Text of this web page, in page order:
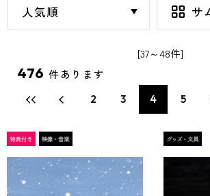
[37～48件]
476 件あります
2 3 4 5